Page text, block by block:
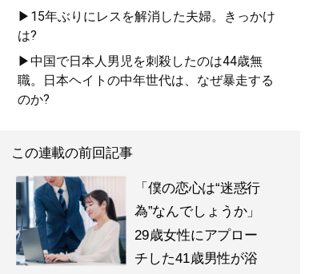
▶15年ぶりにレスを解消した夫婦。きっかけ
は?
▶中国で日本人男児を刺殺したのは44歳無
職。日本ヘイトの中年世代は、なぜ暴走する
のか?
この連載の前回記事
「僕の恋心は“迷惑行
為”なんでしょうか」
29歳女性にアプロー
チした41歳男性が浴